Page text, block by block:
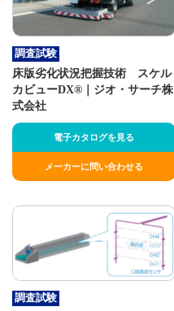
調査試験
床版劣化状況把握技術 スケル
カビューDX®｜ジオ・サーチ株
式会社
電子カタログを見る
メーカーに問い合わせる
調査試験